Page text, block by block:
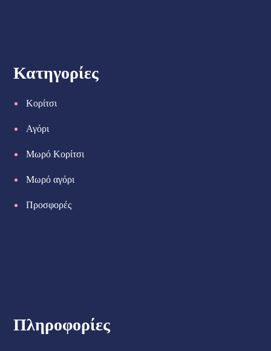
Κατηγορίες
Κορίτσι
Αγόρι
Μωρό Κορίτσι
Μωρό αγόρι
Προσφορές
Πληροφορίες